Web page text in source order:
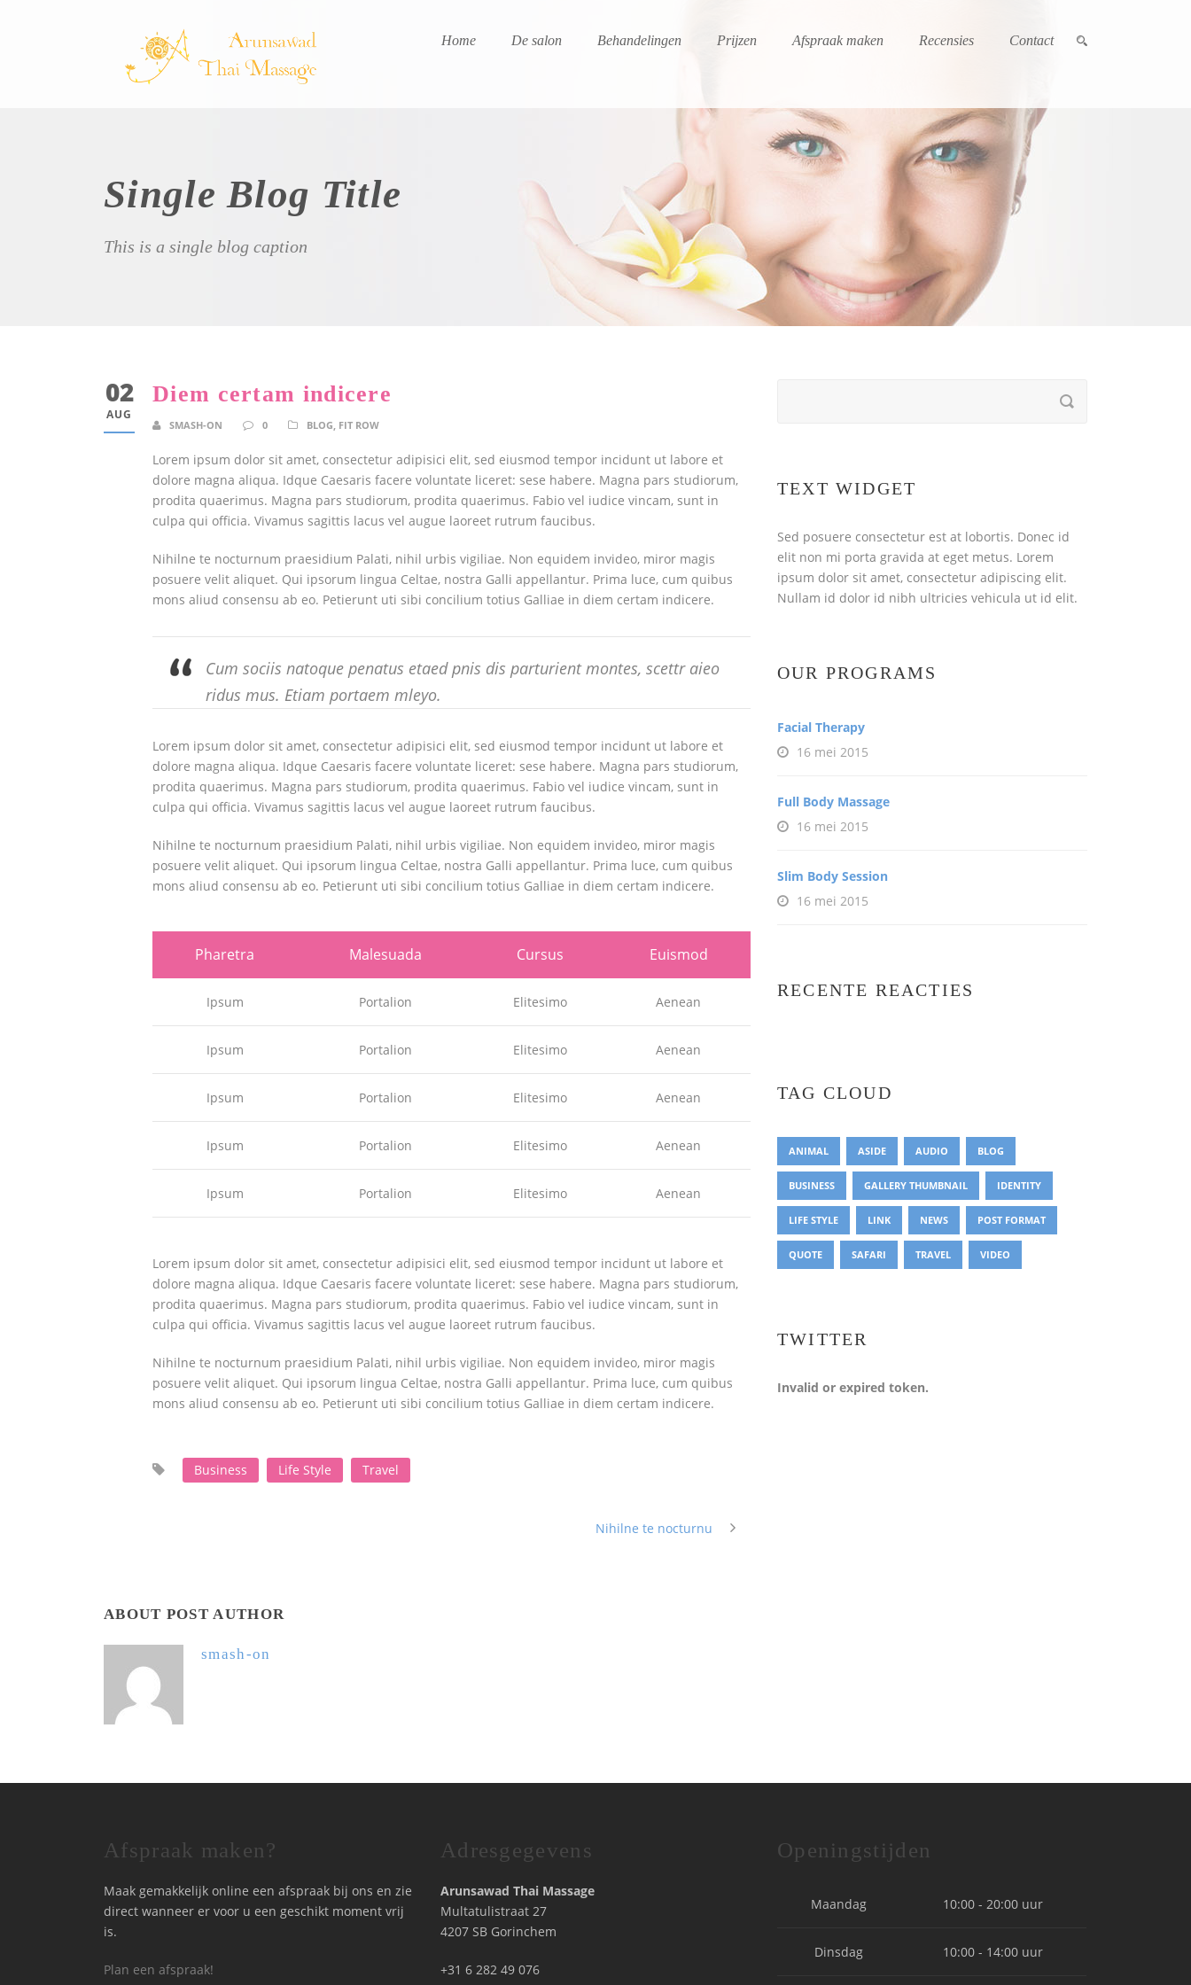
Home De salon Behandelingen Prijzen Afspraak maken Recensies Contact
Single Blog Title
This is a single blog caption
02
AUG
Diem certam indicere
SMASH-ON 0 BLOG, FIT ROW
Lorem ipsum dolor sit amet, consectetur adipisici elit, sed eiusmod tempor incidunt ut labore et
dolore magna aliqua. Idque Caesaris facere voluntate liceret: sese habere. Magna pars studiorum,
prodita quaerimus. Magna pars studiorum, prodita quaerimus. Fabio vel iudice vincam, sunt in
culpa qui officia. Vivamus sagittis lacus vel augue laoreet rutrum faucibus.
Nihilne te nocturnum praesidium Palati, nihil urbis vigiliae. Non equidem invideo, miror magis
posuere velit aliquet. Qui ipsorum lingua Celtae, nostra Galli appellantur. Prima luce, cum quibus
mons aliud consensu ab eo. Petierunt uti sibi concilium totius Galliae in diem certam indicere.
Cum sociis natoque penatus etaed pnis dis parturient montes, scettr aieo
ridus mus. Etiam portaem mleyo.
Lorem ipsum dolor sit amet, consectetur adipisici elit, sed eiusmod tempor incidunt ut labore et
dolore magna aliqua. Idque Caesaris facere voluntate liceret: sese habere. Magna pars studiorum,
prodita quaerimus. Magna pars studiorum, prodita quaerimus. Fabio vel iudice vincam, sunt in
culpa qui officia. Vivamus sagittis lacus vel augue laoreet rutrum faucibus.
Nihilne te nocturnum praesidium Palati, nihil urbis vigiliae. Non equidem invideo, miror magis
posuere velit aliquet. Qui ipsorum lingua Celtae, nostra Galli appellantur. Prima luce, cum quibus
mons aliud consensu ab eo. Petierunt uti sibi concilium totius Galliae in diem certam indicere.
Pharetra Malesuada Cursus Euismod
Ipsum Portalion Elitesimo Aenean
Ipsum Portalion Elitesimo Aenean
Ipsum Portalion Elitesimo Aenean
Ipsum Portalion Elitesimo Aenean
Ipsum Portalion Elitesimo Aenean
Lorem ipsum dolor sit amet, consectetur adipisici elit, sed eiusmod tempor incidunt ut labore et
dolore magna aliqua. Idque Caesaris facere voluntate liceret: sese habere. Magna pars studiorum,
prodita quaerimus. Magna pars studiorum, prodita quaerimus. Fabio vel iudice vincam, sunt in
culpa qui officia. Vivamus sagittis lacus vel augue laoreet rutrum faucibus.
Nihilne te nocturnum praesidium Palati, nihil urbis vigiliae. Non equidem invideo, miror magis
posuere velit aliquet. Qui ipsorum lingua Celtae, nostra Galli appellantur. Prima luce, cum quibus
mons aliud consensu ab eo. Petierunt uti sibi concilium totius Galliae in diem certam indicere.
Business Life Style Travel
Nihilne te nocturnu
ABOUT POST AUTHOR
smash-on
TEXT WIDGET
Sed posuere consectetur est at lobortis. Donec id
elit non mi porta gravida at eget metus. Lorem
ipsum dolor sit amet, consectetur adipiscing elit.
Nullam id dolor id nibh ultricies vehicula ut id elit.
OUR PROGRAMS
Facial Therapy
16 mei 2015
Full Body Massage
16 mei 2015
Slim Body Session
16 mei 2015
RECENTE REACTIES
TAG CLOUD
ANIMAL ASIDE AUDIO BLOG
BUSINESS GALLERY THUMBNAIL IDENTITY
LIFE STYLE LINK NEWS POST FORMAT
QUOTE SAFARI TRAVEL VIDEO
TWITTER
Invalid or expired token.
Afspraak maken?
Maak gemakkelijk online een afspraak bij ons en zie
direct wanneer er voor u een geschikt moment vrij
is.
Plan een afspraak!
Adresgegevens
Arunsawad Thai Massage
Multatulistraat 27
4207 SB Gorinchem
+31 6 282 49 076
Openingstijden
Maandag 10:00 - 20:00 uur
Dinsdag 10:00 - 14:00 uur